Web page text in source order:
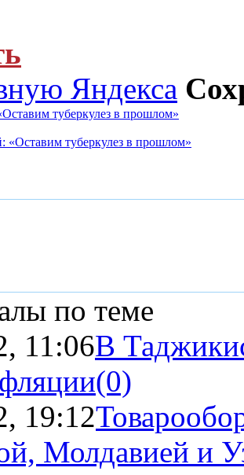
Яндекса
туберкулез в прошлом»
по теме
11:06В
(0)
19:12
Молдавией и